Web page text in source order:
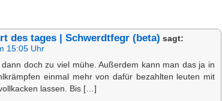
des tages | Schwerdtfegr (beta) sagt:
15:05 Uhr
doch zu viel mühe. Außerdem kann man das ja in
einmal mehr von dafür bezahlten leuten mit
lassen. Bis […]